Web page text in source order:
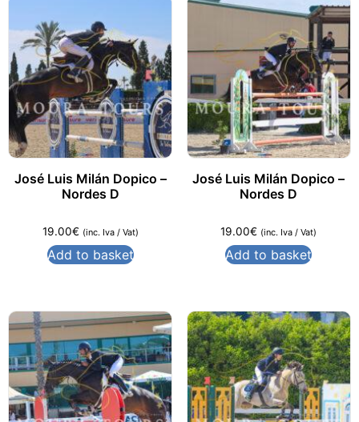
José Luis Milán Dopico –
Nordes D
19.00€ (inc. Iva / Vat)
Add to basket
José Luis Milán Dopico –
Nordes D
19.00€ (inc. Iva / Vat)
Add to basket